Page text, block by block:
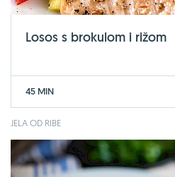
Losos s brokulom i rižom
45 MIN
JELA OD RIBE